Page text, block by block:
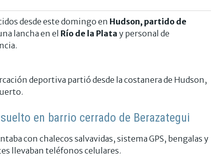
desde este domingo en Hudson, partido de
lancha en el Río de la Plata y personal de
deportiva partió desde la costanera de Hudson,
en barrio cerrado de Berazategui
con chalecos salvavidas, sistema GPS, bengalas y
llevaban teléfonos celulares.